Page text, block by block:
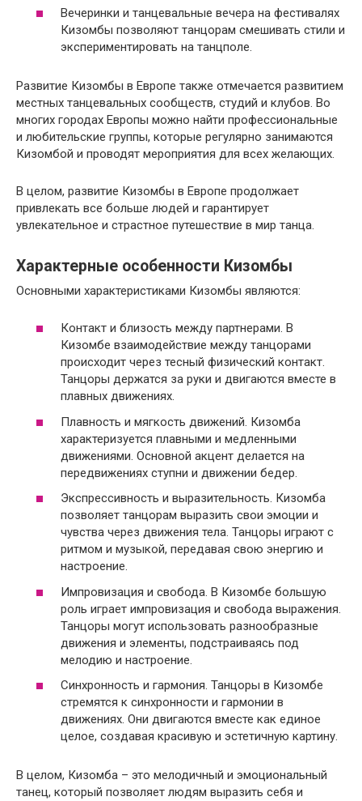
Вечеринки и танцевальные вечера на фестивалях
Кизомбы позволяют танцорам смешивать стили и
экспериментировать на танцполе.
Развитие Кизомбы в Европе также отмечается развитием
местных танцевальных сообществ, студий и клубов. Во
многих городах Европы можно найти профессиональные
и любительские группы, которые регулярно занимаются
Кизомбой и проводят мероприятия для всех желающих.
В целом, развитие Кизомбы в Европе продолжает
привлекать все больше людей и гарантирует
увлекательное и страстное путешествие в мир танца.
Характерные особенности Кизомбы
Основными характеристиками Кизомбы являются:
Контакт и близость между партнерами. В
Кизомбе взаимодействие между танцорами
происходит через тесный физический контакт.
Танцоры держатся за руки и двигаются вместе в
плавных движениях.
Плавность и мягкость движений. Кизомба
характеризуется плавными и медленными
движениями. Основной акцент делается на
передвижениях ступни и движении бедер.
Экспрессивность и выразительность. Кизомба
позволяет танцорам выразить свои эмоции и
чувства через движения тела. Танцоры играют с
ритмом и музыкой, передавая свою энергию и
настроение.
Импровизация и свобода. В Кизомбе большую
роль играет импровизация и свобода выражения.
Танцоры могут использовать разнообразные
движения и элементы, подстраиваясь под
мелодию и настроение.
Синхронность и гармония. Танцоры в Кизомбе
стремятся к синхронности и гармонии в
движениях. Они двигаются вместе как единое
целое, создавая красивую и эстетичную картину.
В целом, Кизомба – это мелодичный и эмоциональный
танец, который позволяет людям выразить себя и